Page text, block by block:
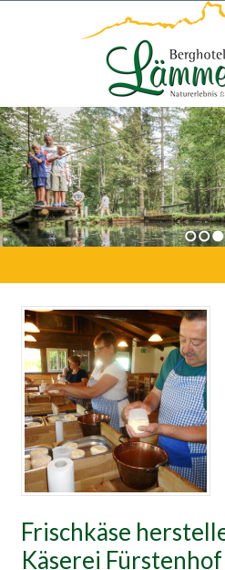
1 2 3
Frischkäse
Käserei Fürstenhof